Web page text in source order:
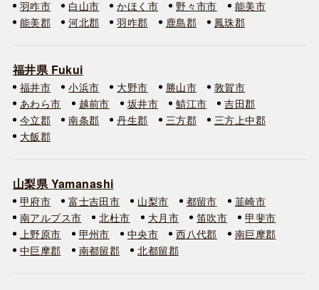
羽咋市 白山市 かほく市 野々市市
能美市
能美郡
河北郡 羽咋郡 鹿島郡 鳳珠郡
福井県 Fukui
福井市 小浜市 大野市 勝山市
敦賀市
あわら市
越前市 坂井市 鯖江市
吉田郡
今立郡
南条郡 丹生郡 三方郡
三方上中郡
大飯郡
山梨県 Yamanashi
甲府市 富士吉田市 山梨市 都留市
韮崎市
南アルプス市
北杜市 大月市 笛吹市
甲斐市
上野原市
甲州市 中央市 西八代郡
南巨摩郡
中巨摩郡
南都留郡 北都留郡